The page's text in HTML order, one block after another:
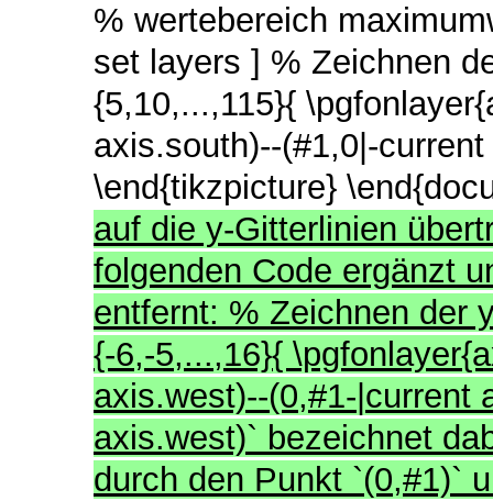
% wertebereich
set layers ] % Zeichnen
{5,10,...,115}{
axis.south)--(#1,0|-
\end{tikzpicture}
auf die y-Gitterlinien
folgenden Code ergänzt
entfernt: % Zeichnen der
{-6,-5,...,16}{
axis.west)--(0,#1-|current
axis.west)` bezeichnet
durch den Punkt `(0,#1)`